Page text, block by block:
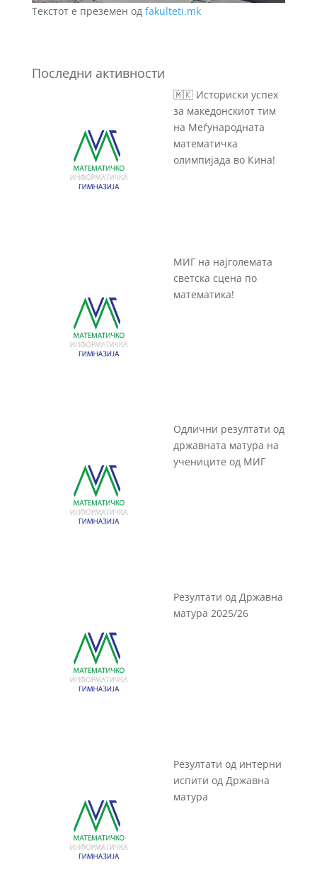
Текстот е преземен од fakulteti.mk
Последни активности
🇲🇰 Историски успех
за македонскиот тим
на Меѓународната
математичка
олимпијада во Кина!
МИГ на најголемата
светска сцена по
математика!
Одлични резултати од
државната матура на
учениците од МИГ
Резултати од Државна
матура 2025/26
Резултати од интерни
испити од Државна
матура